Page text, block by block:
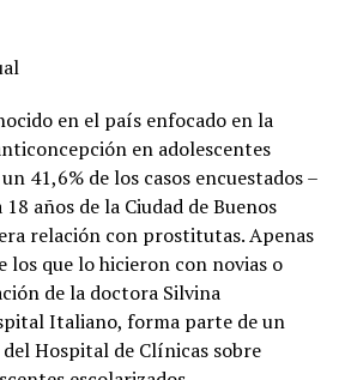
en el país enfocado en la
en adolescentes
41,6% de los casos encuestados –
años de la Ciudad de Buenos
relación con prostitutas. Apenas
los que lo hicieron con novias o
de la doctora Silvina
Italiano, forma parte de un
Hospital de Clínicas sobre